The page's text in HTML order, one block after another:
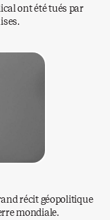
ont été tués par
récit géopolitique
mondiale.